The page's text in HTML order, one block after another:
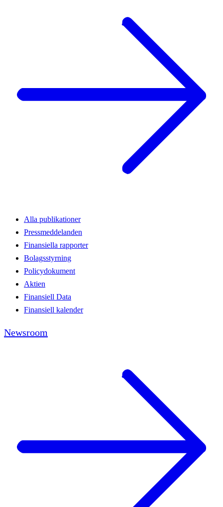
Alla publikationer
Pressmeddelanden
Finansiella rapporter
Bolagsstyrning
Policydokument
Aktien
Finansiell Data
Finansiell kalender
Newsroom